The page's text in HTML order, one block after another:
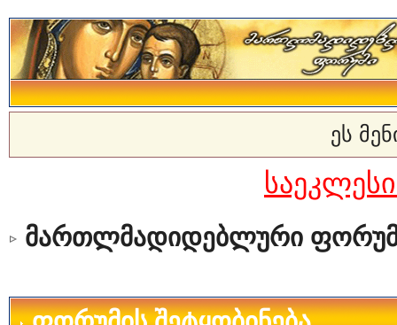
ეს
მართლმადიდებლური